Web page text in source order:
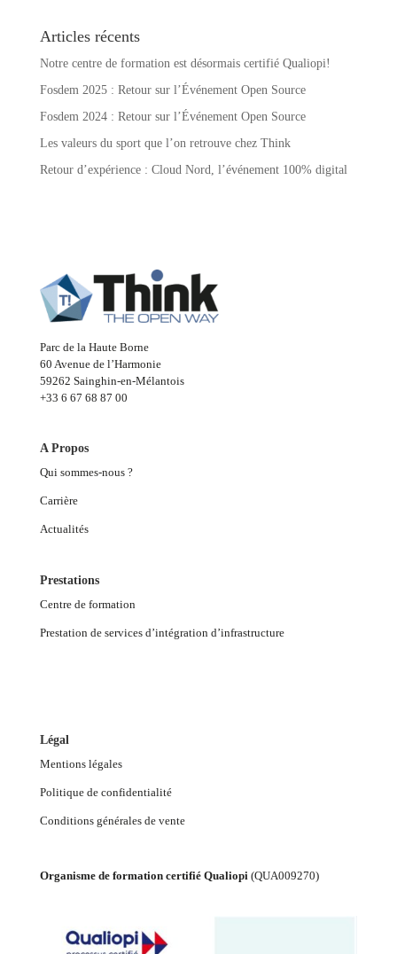
Articles récents
Notre centre de formation est désormais certifié Qualiopi!
Fosdem 2025 : Retour sur l’Événement Open Source
Fosdem 2024 : Retour sur l’Événement Open Source
Les valeurs du sport que l’on retrouve chez Think
Retour d’expérience : Cloud Nord, l’événement 100% digital
Parc de la Haute Borne
60 Avenue de l’Harmonie
59262 Sainghin-en-Mélantois
+33 6 67 68 87 00
A Propos
Qui sommes-nous ?
Carrière
Actualités
Prestations
Centre de formation
Prestation de services d’intégration d’infrastructure
Légal
Mentions légales
Politique de confidentialité
Conditions générales de vente
Organisme de formation certifié Qualiopi(QUA009270)